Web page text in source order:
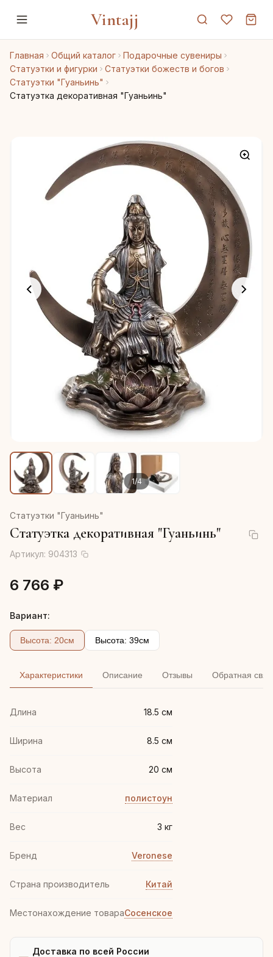
Vintajj
Главная Общий каталог
Подарочные сувениры
Статуэтки и фигурки
Статуэтки божеств и богов
Статуэтки "Гуаньинь"
Статуэтка декоративная "Гуаньинь"
1/4
Статуэтки "Гуаньинь"
Статуэтка декоративная "Гуаньинь"
Артикул: 904313
6 766 ₽
Вариант:
Высота: 20см Высота: 39см
Характеристики Описание Отзывы Обратная
Длина 18.5 см
Ширина 8.5 см
Высота 20 см
Материал полистоун
Вес 3 кг
Бренд Veronese
Страна производитель Китай
Местонахождение товараСосенское
Доставка по всей России